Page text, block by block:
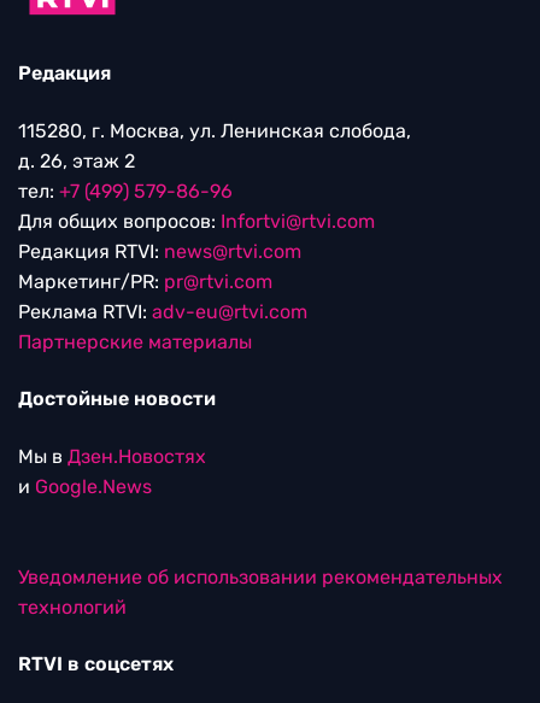
Редакция
115280, г. Москва, ул. Ленинская слобода,
д. 26, этаж 2
тел: +7 (499) 579-86-96
Для общих вопросов: Infortvi@rtvi.com
Редакция RTVI: news@rtvi.com
Маркетинг/PR: pr@rtvi.com
Реклама RTVI: adv-eu@rtvi.com
Партнерские материалы
Достойные новости
Мы в Дзен.Новостях
и Google.News
Уведомление об использовании рекомендательных
технологий
RTVI в соцсетях